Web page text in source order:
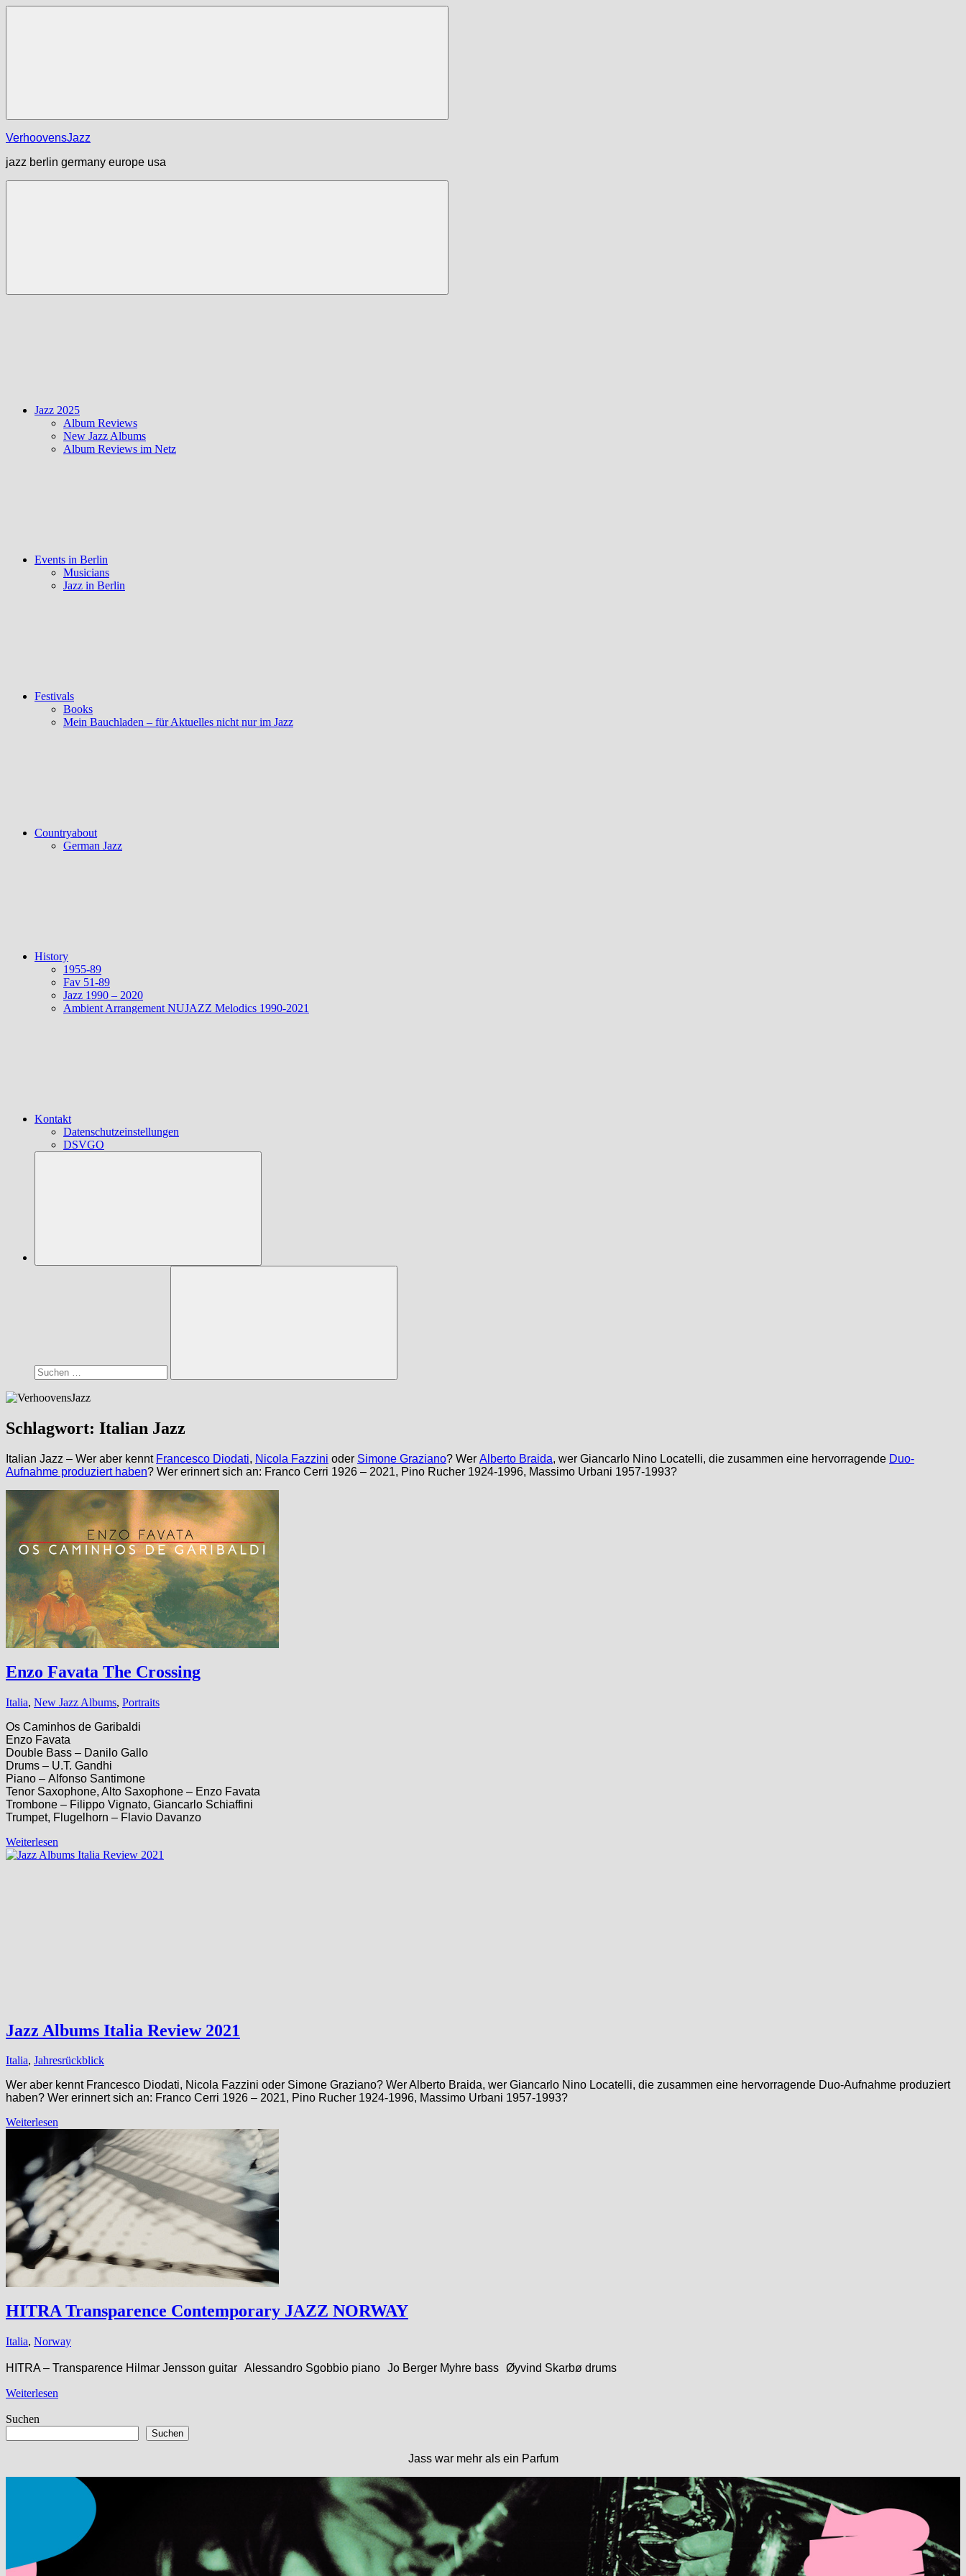
Zum
Menü
VerhoovensJazz
jazz berlin germany europe usa
Menü
Jazz 2025
Album Reviews
New Jazz Albums
Album Reviews im Netz
Events in Berlin
Musicians
Jazz in Berlin
Festivals
Books
Mein Bauchladen – für Aktuelles nicht nur im Jazz
Countryabout
German Jazz
History
1955-89
Fav 51-89
Jazz 1990 – 2020
Ambient Arrangement NUJAZZ Melodics 1990-2021
Kontakt
Datenschutzeinstellungen
DSVGO
Suchen
Schlagwort: Italian Jazz
Italian Jazz – Wer aber kennt Francesco Diodati, Nicola Fazzini oder Simone Graziano? Wer Alberto Braida, wer Giancarlo Nino Locatelli, die zusammen eine hervorragende Duo-
Aufnahme produziert haben? Wer erinnert sich an: Franco Cerri 1926 – 2021, Pino Rucher 1924-1996, Massimo Urbani 1957-1993?
Enzo Favata The Crossing
Italia, New Jazz Albums, Portraits
Os Caminhos de Garibaldi
Enzo Favata
Double Bass – Danilo Gallo
Drums – U.T. Gandhi
Piano – Alfonso Santimone
Tenor Saxophone, Alto Saxophone – Enzo Favata
Trombone – Filippo Vignato, Giancarlo Schiaffini
Trumpet, Flugelhorn – Flavio Davanzo
Weiterlesen
Jazz Albums Italia Review 2021
Italia, Jahresrückblick
Wer aber kennt Francesco Diodati, Nicola Fazzini oder Simone Graziano? Wer Alberto Braida, wer Giancarlo Nino Locatelli, die zusammen eine hervorragende Duo-Aufnahme produziert
haben? Wer erinnert sich an: Franco Cerri 1926 – 2021, Pino Rucher 1924-1996, Massimo Urbani 1957-1993?
Weiterlesen
HITRA Transparence Contemporary JAZZ NORWAY
Italia, Norway
HITRA – Transparence Hilmar Jensson guitar Alessandro Sgobbio piano Jo Berger Myhre bass Øyvind Skarbø drums
Weiterlesen
Suchen
Suchen
Jass war mehr als ein Parfum